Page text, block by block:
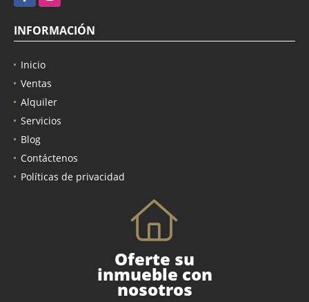
INFORMACIÓN
Inicio
Ventas
Alquiler
Servicios
Blog
Contáctenos
Políticas de privacidad
Oferte su
inmueble con
nosotros